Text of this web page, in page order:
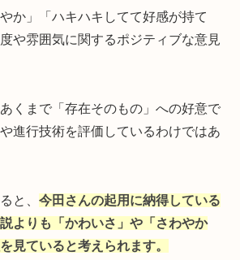
か」「ハキハキしてて好感が持て
や雰囲気に関するポジティブな意見
くまで「存在そのもの」への好意で
進行技術を評価しているわけではあ
と、 今田さんの起用に納得している
よりも「かわいさ」や「さわやか
見ていると考えられます。